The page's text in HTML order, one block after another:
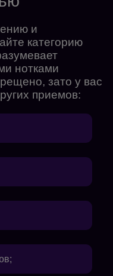
и
категорию
нотками
зато у вас
приемов: